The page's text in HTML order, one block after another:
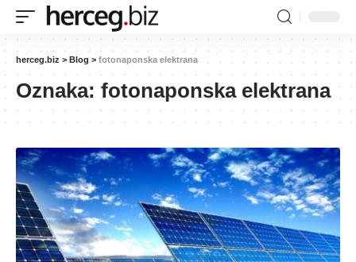
herceg.biz > Blog > fotonaponska elektrana
Oznaka:fotonaponska elektrana